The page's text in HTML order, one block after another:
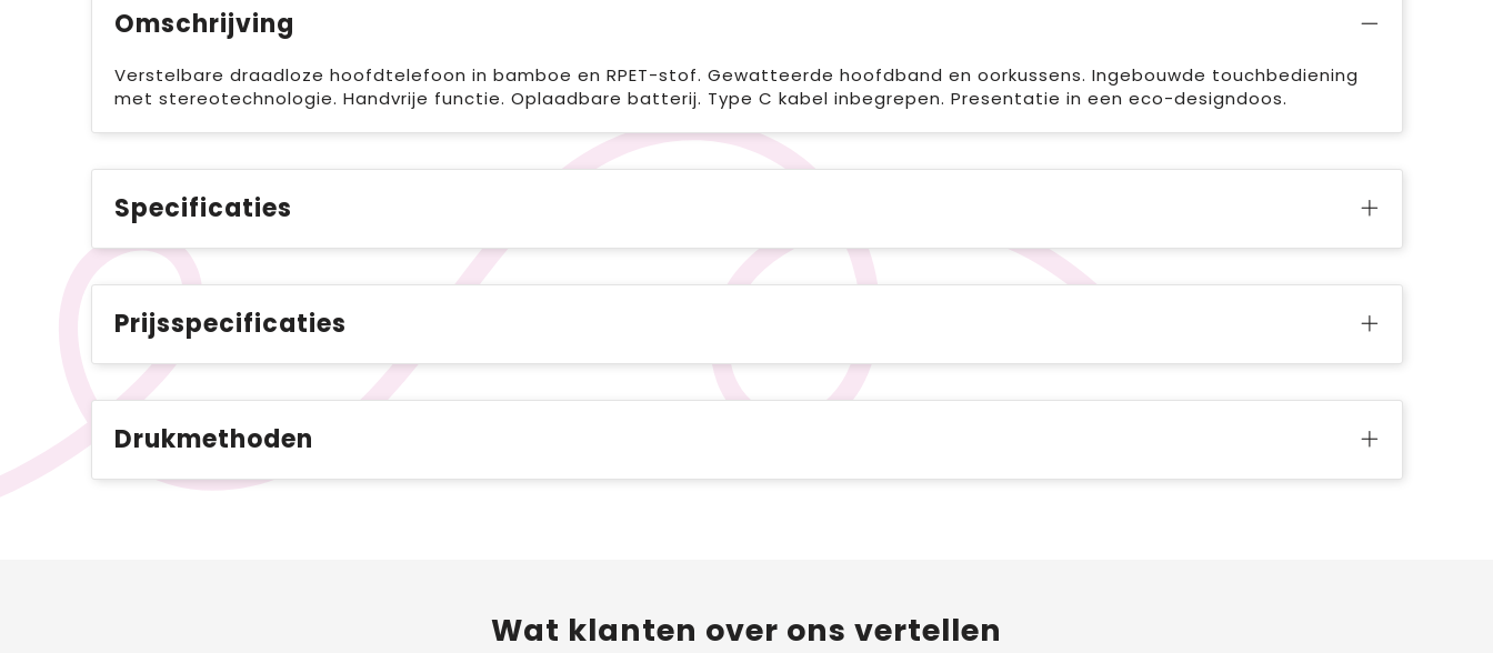
Omschrijving
Verstelbare draadloze hoofdtelefoon in bamboe en RPET-stof. Gewatteerde hoofdband en oorkussens. Ingebouwde touchbediening
met stereotechnologie. Handvrije functie. Oplaadbare batterij. Type C kabel inbegrepen. Presentatie in een eco-designdoos.
Specificaties
Prijsspecificaties
Drukmethoden
Wat klanten over ons vertellen